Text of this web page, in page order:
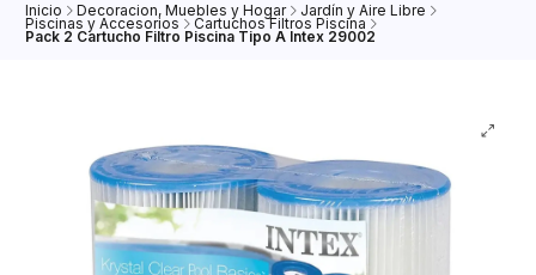
Inicio Decoracion, Muebles y Hogar Jardín y Aire Libre
Piscinas y Accesorios Cartuchos Filtros Piscina
Pack 2 Cartucho Filtro Piscina Tipo A Intex 29002